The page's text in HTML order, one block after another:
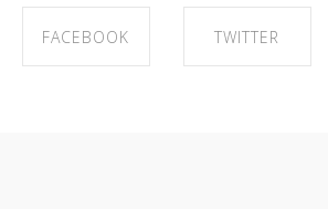
FACEBOOK TWITTER